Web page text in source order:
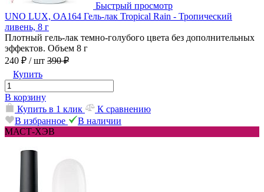
Быстрый просмотр
UNO LUX, OA164 Гель-лак Tropical Rain - Тропический
ливень, 8 г
Плотный гель-лак темно-голубого цвета без дополнительных
эффектов. Объем 8 г
240 ₽ / шт 390 ₽
Купить
В корзину
Купить в 1 клик
К сравнению
В избранное
В наличии
МАСТ-ХЭВ